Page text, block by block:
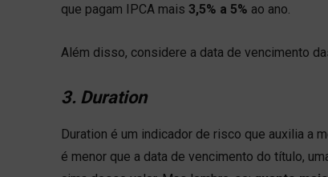
que pagam IPCA mais 3,5% a 5% ao ano.
Além disso, considere a data de vencimento
3. Duration
Duration é um indicador de risco que auxilia a
é menor que a data de vencimento do título,